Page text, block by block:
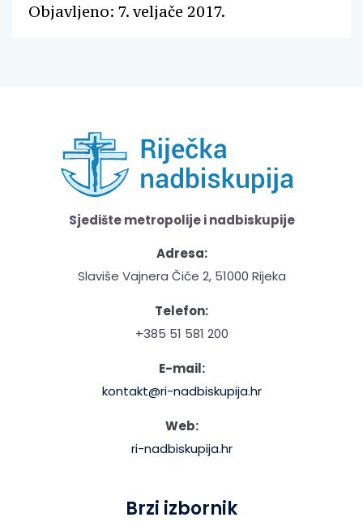
Objavljeno: 7. veljače 2017.
Sjedište metropolije i nadbiskupije
Adresa:
Slaviše Vajnera Čiče 2, 51000 Rijeka
Telefon:
+385 51 581 200
E-mail:
kontakt@ri-nadbiskupija.hr
Web:
ri-nadbiskupija.hr
Brzi izbornik